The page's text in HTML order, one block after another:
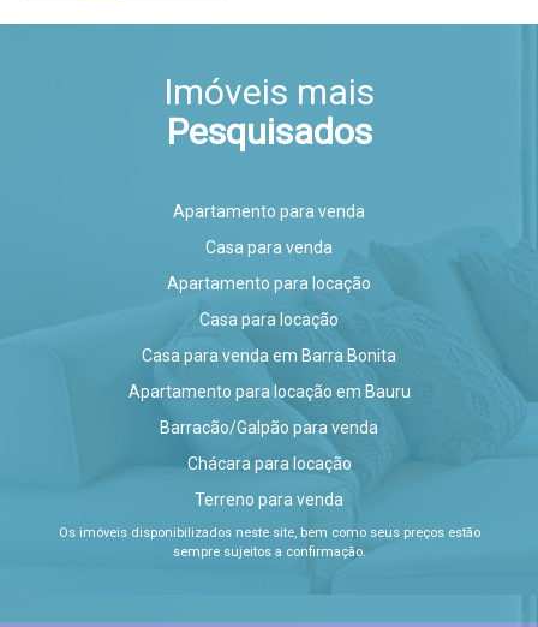
Imóveis mais
Pesquisados
Apartamento para venda
Casa para venda
Apartamento para locação
Casa para locação
Casa para venda em Barra Bonita
Apartamento para locação em Bauru
Barracão/Galpão para venda
Chácara para locação
Terreno para venda
Os imóveis disponibilizados neste site, bem como seus preços estão
sempre sujeitos a confirmação.